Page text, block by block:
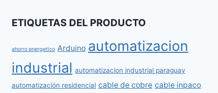
ETIQUETAS DEL PRODUCTO
ahorro energetico Arduino automatizacion
industrial automatizacion industrial paraguay
automatización residencial cable de cobre cable inpaco